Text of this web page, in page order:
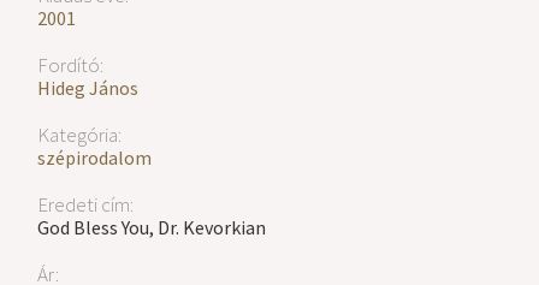
2001
Fordító:
Hideg János
Kategória:
szépirodalom
Eredeti cím:
God Bless You, Dr. Kevorkian
Ár: